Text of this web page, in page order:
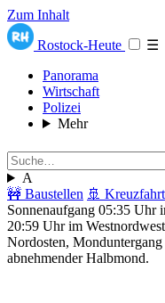
Zum Inhalt
Rostock-Heute
☰
Panorama
Wirtschaft
Polizei
Mehr
A
🚧 Baustellen 🚢 Kreuzfahrt
Sonnenaufgang 05:35 Uhr
20:59 Uhr im
Nordosten,
abnehmender Halbmond.